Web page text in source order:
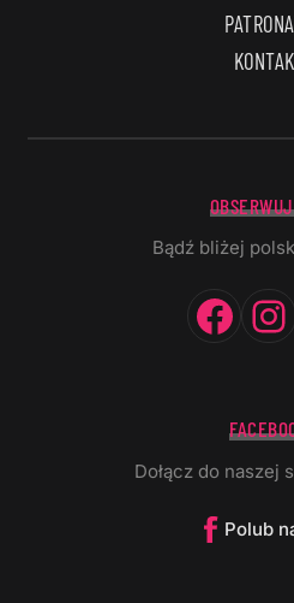
Bądź bliżej
Dołącz do naszej
Polub